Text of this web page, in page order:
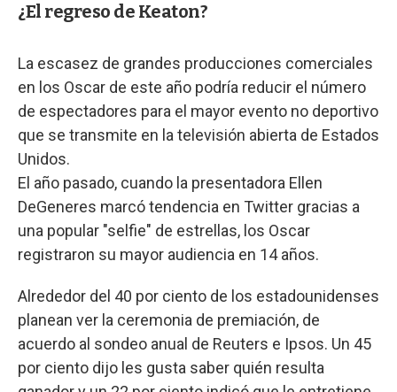
¿El regreso de Keaton?
La escasez de grandes producciones comerciales
en los Oscar de este año podría reducir el número
de espectadores para el mayor evento no deportivo
que se transmite en la televisión abierta de Estados
Unidos.
El año pasado, cuando la presentadora Ellen
DeGeneres marcó tendencia en Twitter gracias a
una popular "selfie" de estrellas, los Oscar
registraron su mayor audiencia en 14 años.
Alrededor del 40 por ciento de los estadounidenses
planean ver la ceremonia de premiación, de
acuerdo al sondeo anual de Reuters e Ipsos. Un 45
por ciento dijo les gusta saber quién resulta